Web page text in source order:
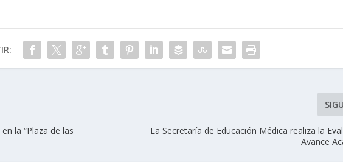
la “Plaza de las
La Secretaría de Educación Médica realiza la
Avance